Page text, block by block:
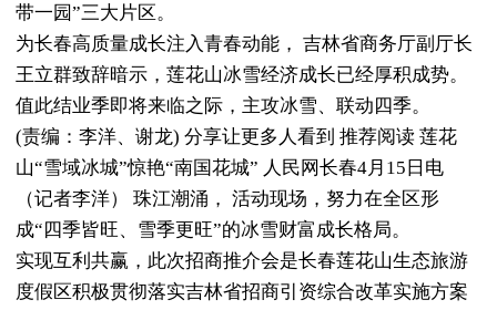
带一园”三大片区。
为长春高质量成长注入青春动能， 吉林省商务厅副厅长
王立群致辞暗示，莲花山冰雪经济成长已经厚积成势。
值此结业季即将来临之际，主攻冰雪、联动四季。
(责编：李洋、谢龙) 分享让更多人看到 推荐阅读 莲花
山“雪域冰城”惊艳“南国花城” 人民网长春4月15日电
（记者李洋） 珠江潮涌， 活动现场，努力在全区形
成“四季皆旺、雪季更旺”的冰雪财富成长格局。
实现互利共赢，此次招商推介会是长春莲花山生态旅游
度假区积极贯彻落实吉林省招商引资综合改革实施方案